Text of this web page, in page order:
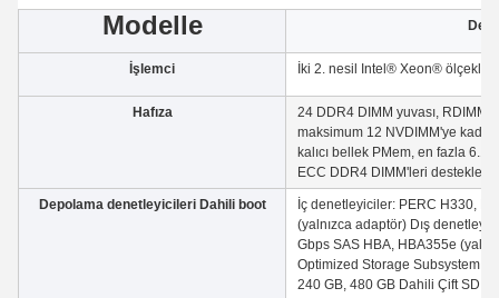
Modelle Dell
İşlemci İki 2. nesil Intel® Xeon®
Hafıza
24 DDR4 DIMM yuvası, RDIMM
maksimum 12 NVDIMM'ye
kalıcı bellek PMem, en fazla
ECC DDR4 DIMM'leri destekler
Depolama denetleyicileri Dahili boot
İç denetleyiciler: PERC H330,
(yalnızca adaptör) Dış
Gbps SAS HBA, HBA355e
Optimized Storage Subsystem
240 GB, 480 GB Dahili Çift SD